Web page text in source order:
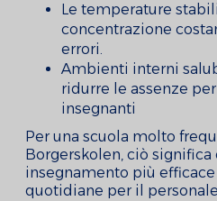
Le temperature
concentrazione
errori.
Ambienti interni
ridurre le assenze
insegnanti
Per una scuola molto
Borgerskolen, ciò
insegnamento più
quotidiane per il